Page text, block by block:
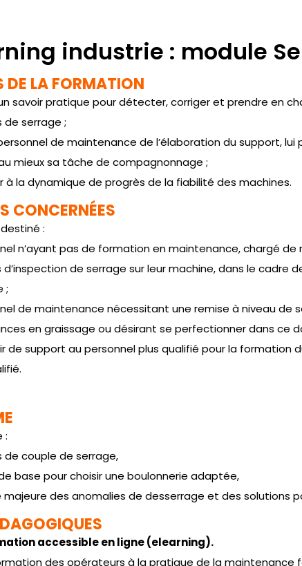
industrie : module
DE LA FORMATION
savoir pratique pour détecter, corriger et prendre en
de serrage ;
de maintenance de l’élaboration du support,
mieux sa tâche de compagnonnage ;
à la dynamique de progrès de la fiabilité des machines.
CONCERNÉES
:
n’ayant pas de formation en maintenance, chargé de
de serrage sur leur machine, dans le cadre
;
de maintenance nécessitant une remise à niveau de
en graissage ou désirant se perfectionner dans ce
de support au personnel plus qualifié pour la formation
:
de couple de serrage,
base pour choisir une boulonnerie adaptée,
majeure des anomalies de desserrage et des solutions
accessible en ligne (elearning).
des opérateurs à la pratique de la maintenance